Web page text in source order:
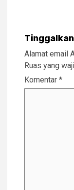
Alamat email
Ruas yang
Komentar *